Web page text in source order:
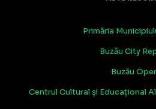
Primăria
Buzău City
Buzău
Centrul Cultural și Educațional